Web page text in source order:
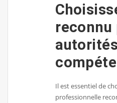
reconnu
autorités
Il est essentiel de
professionnelle